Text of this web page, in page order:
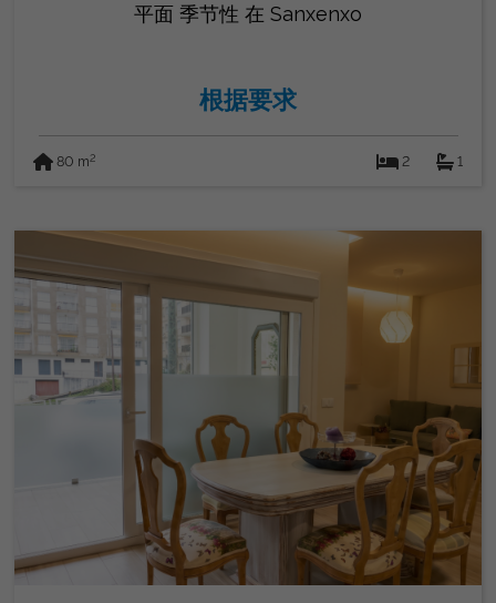
平面 季节性 在 Sanxenxo
根据要求
80 m2 2 1